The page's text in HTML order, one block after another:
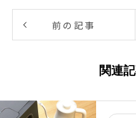
前の記事
関連